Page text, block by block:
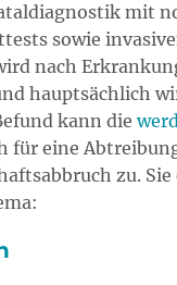
mit
sowie
nach
hauptsächlich
kann die
für eine
zu.